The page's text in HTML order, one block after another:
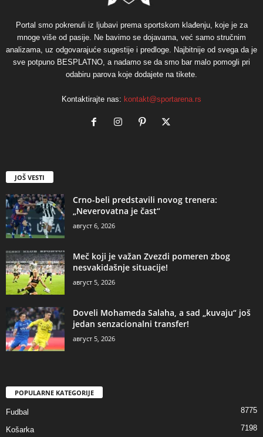
Portal smo pokrenuli iz ljubavi prema sportskom klađenju, koje je za
mnoge više od pasije. Ne bavimo se dojavama, već samo stručnim
analizama, uz odgovarajuće sugestije i predloge. Najbitnije od svega da je
sve potpuno BESPLATNO, a nadamo se da smo bar malo pomogli pri
odabiru parova koje dodajete na tikete.
Kontaktirajte nas: kontakt@sportarena.rs
JOŠ VESTI
Crno-beli predstavili novog trenera:
„Neverovatna je čast“
август 6, 2026
Meč koji je važan Zvezdi pomeren zbog
nesvakidašnje situacije!
август 5, 2026
Doveli Mohameda Salaha, a sad „kuvaju“ još
jedan senzacionalni transfer!
август 5, 2026
POPULARNE KATEGORIJE
Fudbal 8775
Košarka 7198